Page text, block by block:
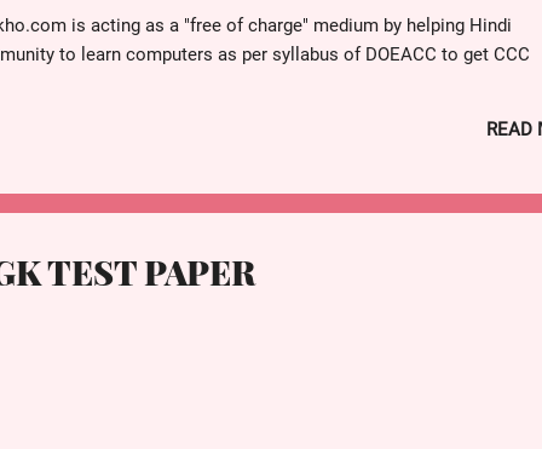
है
भर शून्य नहीं होता, क्योंकि पिंड के भर पर उसके घर्षण का अर्थ नहीं होता है
करता है . रॉकेट से गैसे अत्यधिक वेग से पीछे की और निकलती है तथा रॉकेट को
is acting as a "free of charge" medium by helping Hindi
to learn computers as per syllabus of DOEACC to get CCC
READ
TEST PAPER